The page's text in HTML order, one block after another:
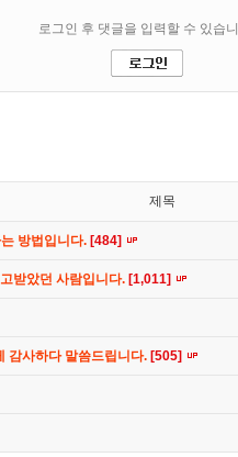
제목
방법입니다. [484]
받았던 사람입니다. [1,011]
감사하다 말씀드립니다. [505]